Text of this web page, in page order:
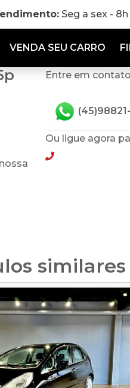
Seg a sex -
VENDA SEU CARRO
Entre em
Ou ligue agora
similares